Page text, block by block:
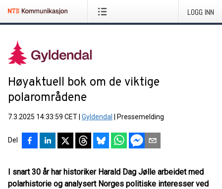
LOGG INN
Høyaktuell bok om de viktige
polarområdene
7.3.2025 14:33:59 CET Gyldendal Pressemelding
Del
I snart 30 år har historiker Harald Dag Jølle arbeidet med
polarhistorie og analysert Norges politiske interesser ved